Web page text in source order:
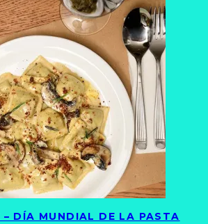
DÍA MUNDIAL DE LA PASTA